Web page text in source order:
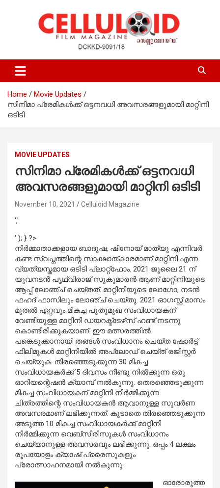
celluloid
Home
Movie Updates
സിനിമാ പ്രേമികള്‍ക്ക് ഒട്ടനവധി അവസരങ്ങളുമായി മാറ്റിനി
ഒടിടി
MOVIE UPDATES
സിനിമാ പ്രേമികള്‍ക്ക് ഒട്ടനവധി
അവസരങ്ങളുമായി മാറ്റിനി ഒടിടി
November 10, 2021 Celluloid Magazine
','
' ); } ?>
നിര്‍മ്മാതാക്കളായ ബാദുഷ, ഷിനോയ് മാത്യു എന്നിവര്‍
കണ്ട സ്വപ്നത്തിന്റെ സാക്ഷാത്കാരമാണ് മാറ്റിനി എന്ന
വ്യത്യസ്തമായ ഒടിടി പ്ലാറ്റ്‌ഫോം. 2021 ജൂലൈ 21 ന്
യുവനടന്‍ പൃഥ്വിരാജ് സുകുമാരന്‍ ആണ് മാറ്റിനിയുടെ
ആപ്പ് ലോഞ്ച് ചെയ്തത്. മാറ്റിനിയുടെ ലോഗോ, നടന്‍
ഫഹദ് ഫാസിലും ലോഞ്ച് ചെയ്തു. 2021 ഓഗസ്റ്റ് മാസം
മുതല്‍ ഏറ്റവും മികച്ച പുതുമുഖ സംവിധായകന്
വേണ്ടിയുള്ള മാറ്റിനി ഡയറക്ട്‌ടേഴ്‌സ് ഹണ്ട് നടന്നു
കൊണ്ടിരിക്കുകയാണ്. ഈ മത്സരത്തില്‍
പങ്കെടുക്കാനായി തങ്ങള്‍ സംവിധാനം ചെയ്ത ഷോര്‍ട്ട്
ഫിലിമുകള്‍ മാറ്റിനിയില്‍ അപ്‌ലോഡ് ചെയ്ത് രജിസ്റ്റര്‍
ചെയ്യുക. തിരഞ്ഞെടുക്കുന്ന 30 മികച്ച
സംവിധായകര്‍ക്ക് 5 ദിവസം നീണ്ടു നില്‍ക്കുന്ന ഒരു
ഓറിയന്റെഷന്‍ ക്യാമ്പ് നല്‍കുന്നു. തെരഞ്ഞെടുക്കുന്ന
മികച്ച സംവിധായകന് മാറ്റിനി നിര്‍മ്മിക്കുന്ന
ചിത്രത്തിന്റെ സംവിധായകന്‍ ആവാനുള്ള സുവര്‍ണ
അവസരമാണ് ലഭിക്കുന്നത്. കൂടാതെ തിരഞ്ഞെടുക്കുന്ന
അടുത്ത 10 മികച്ച സംവിധായകര്‍ക്ക് മാറ്റിനി
നിര്‍മ്മിക്കുന്ന വെബ്‌സീരിസുകള്‍ സംവിധാനം
ചെയ്യാനുള്ള അവസരവും ലഭിക്കുന്നു. ഒപ്പം 4 ലക്ഷം
രൂപയോളം ക്യാഷ് പ്രൈസുകളും
പ്രോത്സാഹനമായി നല്‍കുന്നു.
ഓരോരുത്ത